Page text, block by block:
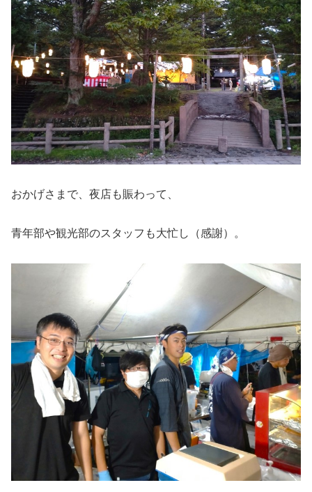
おかげさまで、夜店も賑わって、
青年部や観光部のスタッフも大忙し（感謝）。